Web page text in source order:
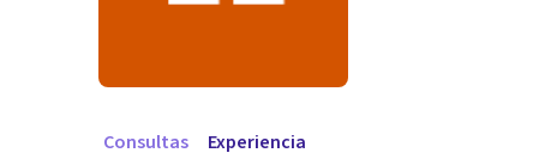
Consultas Experiencia